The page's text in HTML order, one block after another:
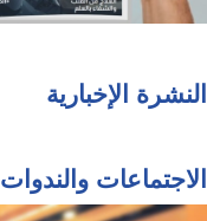
النشرة الإخبارية
الاجتماعات والندوات